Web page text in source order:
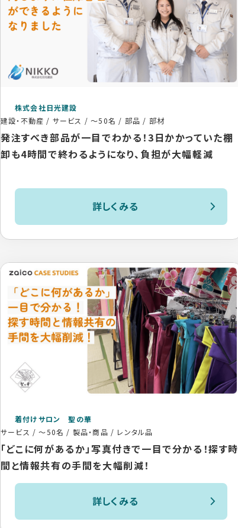
株式会社日光建設
建設・不動産 / サービス /～50名 / 部品 / 部材
発注すべき部品が一目でわかる！3日かかっていた棚
卸も4時間で終わるようになり、負担が大幅軽減
詳しくみる
着付けサロン 聖の華
サービス /～50名 / 製品・商品 / レンタル品
「どこに何があるか」写真付きで一目で分かる！探す時
間と情報共有の手間を大幅削減！
詳しくみる